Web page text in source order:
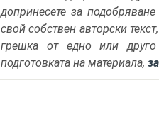
допринесете за
свой собствен авторски
грешка от едно или
подготовката на материала,